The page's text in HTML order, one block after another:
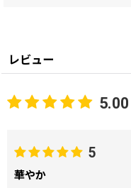
レビュー
5.00
5
華やか